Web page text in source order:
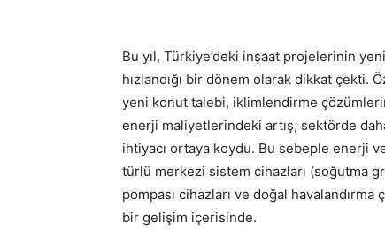
Bu yıl, Türkiye’deki inşaat projelerinin
hızlandığı bir dönem olarak dikkat
yeni konut talebi, iklimlendirme
enerji maliyetlerindeki artış, sektörde
ihtiyacı ortaya koydu. Bu sebeple enerji
türlü merkezi sistem cihazları (soğutma
pompası cihazları ve doğal
bir gelişim içerisinde.